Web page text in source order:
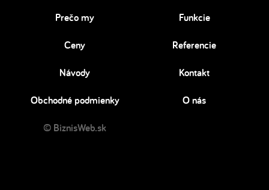
Prečo my Funkcie
Ceny Referencie
Návody Kontakt
Obchodné podmienky O nás
© BiznisWeb.sk